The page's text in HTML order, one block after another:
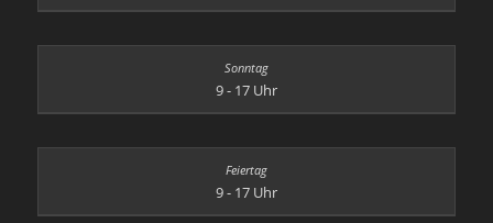
9 - 17 Uhr
9 - 17 Uhr